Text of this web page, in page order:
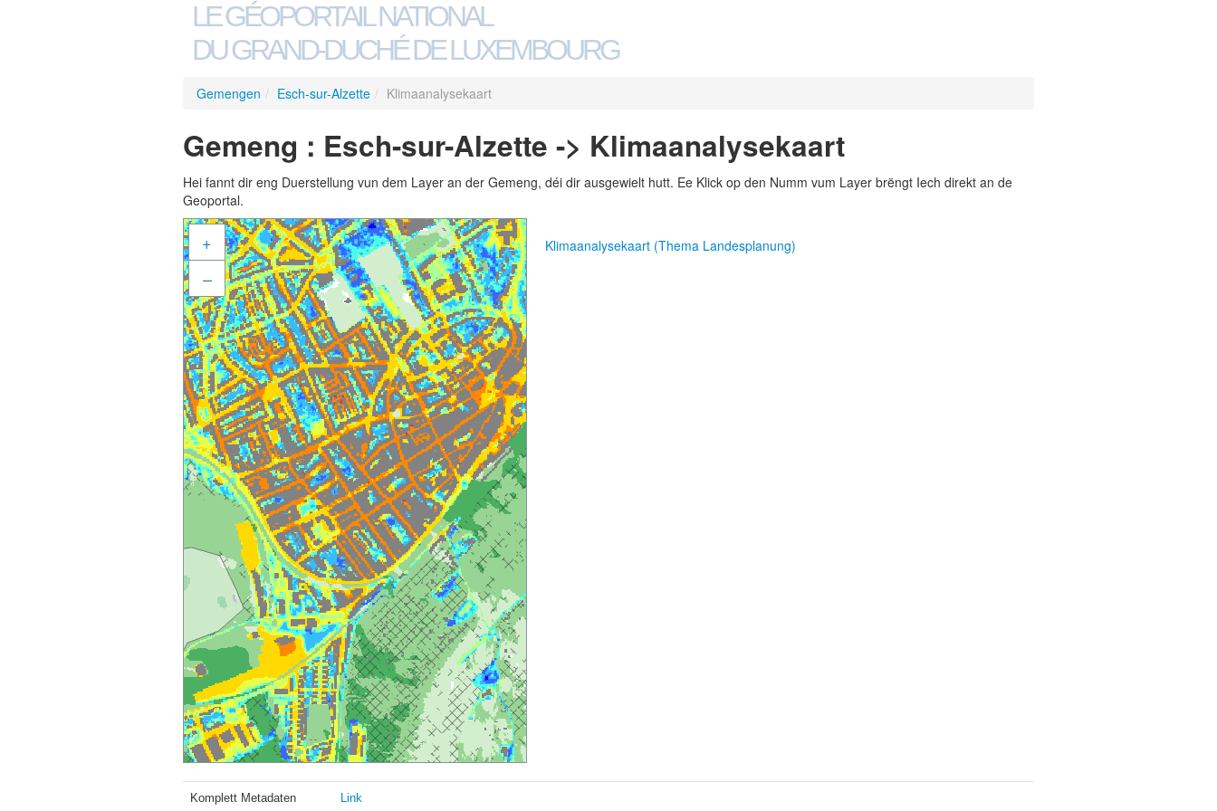
LE GÉOPORTAIL NATIONAL
DU GRAND-DUCHÉ DE LUXEMBOURG
Gemengen / Esch-sur-Alzette / Klimaanalysekaart
Gemeng : Esch-sur-Alzette -> Klimaanalysekaart
Hei fannt dir eng Duerstellung vun dem Layer an der Gemeng, déi dir ausgewielt hutt. Ee Klick op den Numm vum Layer brëngt Iech direkt an de
Geoportal.
+
–
Klimaanalysekaart (Thema Landesplanung)
Komplett Metadaten Link